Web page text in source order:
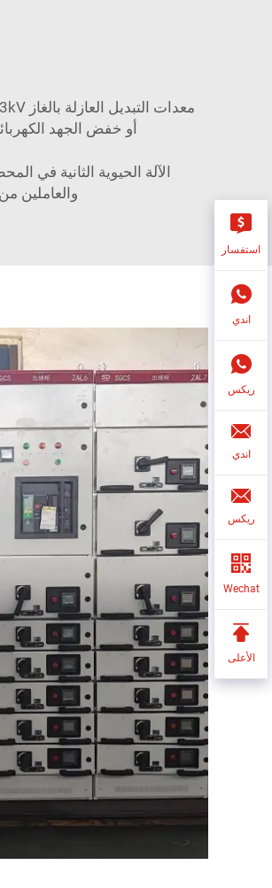
معدات التبديل العازلة بالغاز 33kV
أو خفض الجهد
الآلة الحيوية الثانية في
والعاملين
استفسار
اندي
ريكس
اندي
ريكس
Wechat
الأعلى